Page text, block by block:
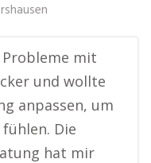
mit
und wollte
anpassen, um
Die
hat mir